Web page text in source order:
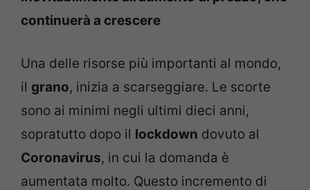
continuerà a crescere
Una delle risorse più importanti al mondo,
il grano, inizia a scarseggiare. Le scorte
sono ai minimi negli ultimi dieci anni,
sopratutto dopo il lockdown dovuto al
Coronavirus, in cui la domanda è
aumentata molto. Questo incremento di